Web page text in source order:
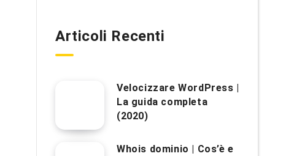
Articoli Recenti
Velocizzare WordPress |
La guida completa
(2020)
Whois dominio | Cos’è e